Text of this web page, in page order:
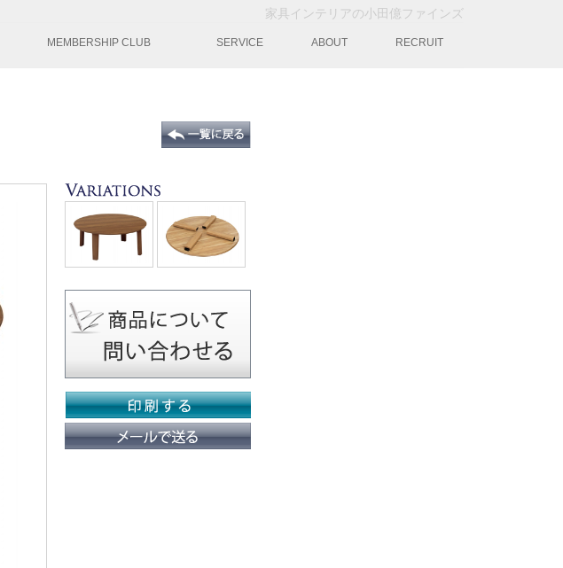
家具インテリアの小田億ファインズ
MEMBERSHIP CLUB SERVICE ABOUT RECRUIT